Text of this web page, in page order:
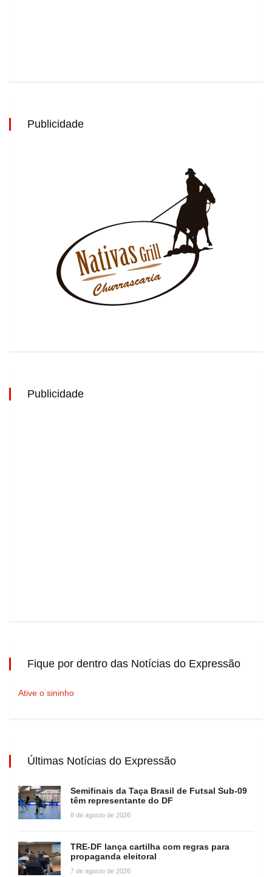
Publicidade
Publicidade
Fique por dentro das Notícias do Expressão
Ative o sininho
Últimas Notícias do Expressão
Semifinais da Taça Brasil de Futsal Sub-09
têm representante do DF
8 de agosto de 2026
TRE-DF lança cartilha com regras para
propaganda eleitoral
7 de agosto de 2026